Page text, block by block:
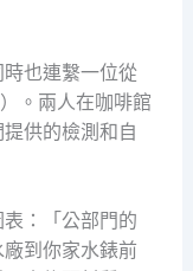
也連繫一位從
。兩人在咖啡館
供的檢測和自
：「公部門的
到你家水錶前